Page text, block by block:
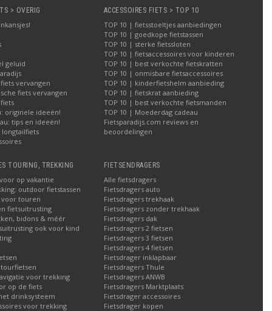
> OVERIG
geluid
vervangen
fiets vervangen
originele ideeën!
tips en ideeën!
longtailfiets
ACCESSOIRES FIETS > TOP 10
TOP 10 | fietsstoeltjes aanbiedingen
TOP 10 | goedkope fietstassen
TOP 10 | sterke fietssloten
TOP 10 | fietsaccessoires voor kinderen
TOP 10 | best verkochte fietskratten
TOP 10 | onmisbare fietsaccessoires
TOP 10 | kinderfietshelm aanbieding
TOP 10 | fietskrat aanbieding
TOP 10 | best verkochte fietsmanden
TOP 10 | Moederdag cadeau
Fietsparadijs.com reviews en
beoordelingen
TOURING, TREKKING
op vakantie
outdoor fietstassen
voor touren
fietsuitrusting
bidons & méér
ook voor kind
voor trekking
op de fiets
drinksysteem
voor trekking
FIETSENDRAGERS
Alle fietsdragers
Fietsdragers auto
Fietsdragers trekhaak
Fietsdragers zonder trekhaak
Fietsdragers dak
Fietsdragers 2 fietsen
Fietsdragers 3 fietsen
Fietsdragers 4 fietsen
Fietsdrager inklapbaar
Fietsdragers Thule
Fietsdragers ANWB
Fietsdragers Marktplaats
Fietsdrager accessoires
Fietsdrager kopen